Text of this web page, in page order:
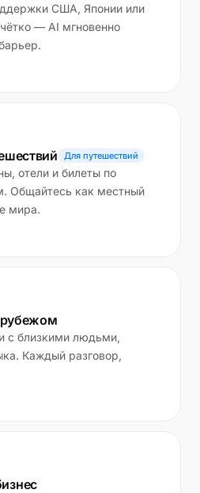
США, Японии или
— AI мгновенно
Для путешествий
отели и билеты по
Общайтесь как местный
мира.
рубежом
с близкими людьми,
Каждый разговор,